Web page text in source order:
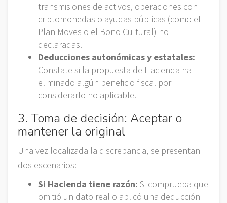
transmisiones de activos, operaciones con
criptomonedas o ayudas públicas (como el
Plan Moves o el Bono Cultural) no
declaradas.
Deducciones autonómicas y estatales:
Constate si la propuesta de Hacienda ha
eliminado algún beneficio fiscal por
considerarlo no aplicable.
3. Toma de decisión: Aceptar o
mantener la original
Una vez localizada la discrepancia, se presentan
dos escenarios:
Si Hacienda tiene razón: Si comprueba que
omitió un dato real o aplicó una deducción